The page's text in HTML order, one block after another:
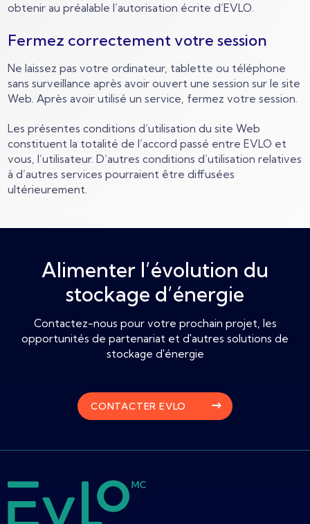
obtenir au préalable l’autorisation écrite d’EVLO.
Fermez correctement votre session
Ne laissez pas votre ordinateur, tablette ou téléphone
sans surveillance après avoir ouvert une session sur le site
Web. Après avoir utilisé un service, fermez votre session.
Les présentes conditions d’utilisation du site Web
constituent la totalité de l’accord passé entre EVLO et
vous, l’utilisateur. D’autres conditions d’utilisation relatives
à d’autres services pourraient être diffusées
ultérieurement.
Alimenter l’évolution du
stockage d’énergie
Contactez-nous pour votre prochain projet, les
opportunités de partenariat et d'autres solutions de
stockage d'énergie
CONTACTER EVLO